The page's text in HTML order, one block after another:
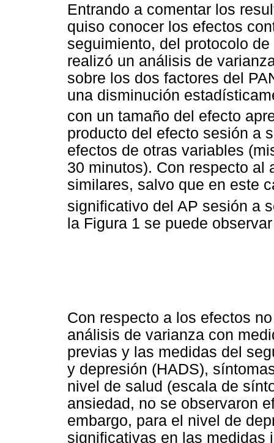
Entrando a comentar los
quiso conocer los efectos
seguimiento, del protocolo
realizó un análisis de
sobre los dos factores del
una disminución
con un tamaño del efecto
producto del efecto sesión a
efectos de otras variables
30 minutos). Con respecto al
similares, salvo que en este
significativo del AP sesión a
la Figura 1 se puede
Con respecto a los efectos
análisis de varianza con
previas y las medidas del
y depresión (HADS),
nivel de salud (escala de
ansiedad, no se observaron
embargo, para el nivel de
significativas en las medidas